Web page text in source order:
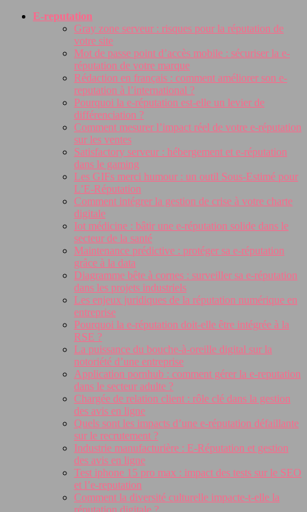
E-reputation
Gray zone serveur : risques pour la réputation de
votre site
Mot de passe point d’accès mobile : sécuriser la e-
réputation de votre marque
Rédaction en français : comment améliorer son e-
reputation à l’international ?
Pourquoi la e-réputation est-elle un levier de
différenciation ?
Comment mesurer l’impact réel de votre e-réputation
sur les ventes
Satisfactory serveur : hébergement et e-réputation
dans le gaming
Les GIFs merci humour : un outil Sous-Estimé pour
L’E-Réputation
Comment intégrer la gestion de crise à votre charte
digitale
Iot médicine : bâtir une e-réputation solide dans le
secteur de la santé
Maintenance prédictive : protéger sa e-réputation
grâce à la data
Diagramme bête à cornes : surveiller sa e-réputation
dans les projets industriels
Les enjeux juridiques de la réputation numérique en
entreprise
Pourquoi la e-réputation doit-elle être intégrée à la
RSE ?
La puissance du bouche-à-oreille digital sur la
notoriété d’une entreprise
Application pornhub : comment gérer la e-reputation
dans le secteur adulte ?
Chargée de relation client : rôle clé dans la gestion
des avis en ligne
Quels sont les impacts d’une e-réputation défaillante
sur le recrutement ?
Industrie manufacturière : E-Réputation et gestion
des avis en ligne
Test iphone 15 pro max : impact des tests sur le SEO
et l’e-reputation
Comment la diversité culturelle impacte-t-elle la